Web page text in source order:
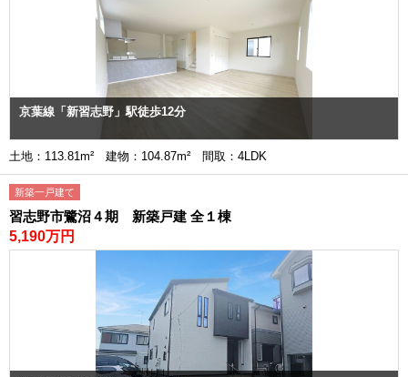
京葉線「新習志野」駅徒歩12分
土地：113.81m² 建物：104.87m² 間取：4LDK
新築一戸建て
習志野市鷺沼４期 新築戸建 全１棟
5,190万円